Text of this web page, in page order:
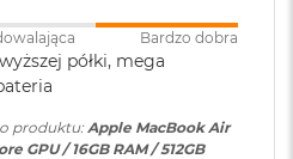
cala z podświetleniem LED, w
12MP Center Stage z
funkcji Widok blatu
Bardzo dobra
półki, mega
produktu: Apple MacBook Air
GPU / 16GB RAM / 512GB